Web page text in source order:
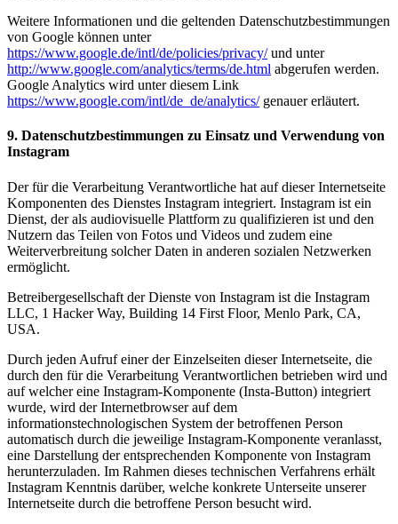
Weitere Informationen und die geltenden Datenschutzbestimmungen
von Google können unter
https://www.google.de/intl/de/policies/privacy/und unter
http://www.google.com/analytics/terms/de.html abgerufen werden.
Google Analytics wird unter diesem Link
https://www.google.com/intl/de_de/analytics/genauer erläutert.
9. Datenschutzbestimmungen zu Einsatz und Verwendung von
Instagram
Der für die Verarbeitung Verantwortliche hat auf dieser Internetseite
Komponenten des Dienstes Instagram integriert. Instagram ist ein
Dienst, der als audiovisuelle Plattform zu qualifizieren ist und den
Nutzern das Teilen von Fotos und Videos und zudem eine
Weiterverbreitung solcher Daten in anderen sozialen Netzwerken
ermöglicht.
Betreibergesellschaft der Dienste von Instagram ist die Instagram
LLC, 1 Hacker Way, Building 14 First Floor, Menlo Park, CA,
USA.
Durch jeden Aufruf einer der Einzelseiten dieser Internetseite, die
durch den für die Verarbeitung Verantwortlichen betrieben wird und
auf welcher eine Instagram-Komponente (Insta-Button) integriert
wurde, wird der Internetbrowser auf dem
informationstechnologischen System der betroffenen Person
automatisch durch die jeweilige Instagram-Komponente veranlasst,
eine Darstellung der entsprechenden Komponente von Instagram
herunterzuladen. Im Rahmen dieses technischen Verfahrens erhält
Instagram Kenntnis darüber, welche konkrete Unterseite unserer
Internetseite durch die betroffene Person besucht wird.